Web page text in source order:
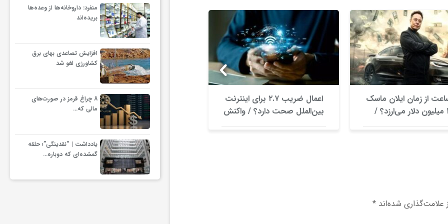
از زمان ایلان ماسک
۱۰۰ میلیون دلار می‌ارزد؟ /
برای یک ادعای بزرگ
اعمال ضریب ۲.۷ برای اینترنت
بین‌الملل صحت دارد؟ / واکنش
سازمان تنظیم مقررات
ردمی K100 پرو مکس با باتری
غول‌پیکر و شارژ بی‌سیم روانه
بازار می‌شود
شده‌اند *
منفرد: داروخانه‌ها از وعده‌ها
بریده‌اند
افزایش تصاعدی بهای برق
کشاورزی لغو شد
8 چراغ قرمز در صورت‌های
مالی که…
یادداشت | “نقدینگی”؛ حلقه
گمشده‌ای که دوباره…